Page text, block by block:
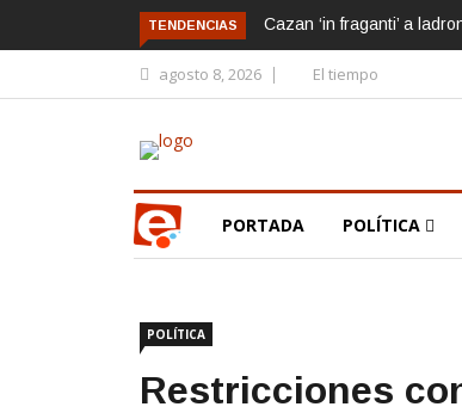
TENDENCIAS Cazan ‘in fraganti’ a
agosto 8, 2026 El tiempo
PORTADA POLÍTICA
POLÍTICA
Restricciones